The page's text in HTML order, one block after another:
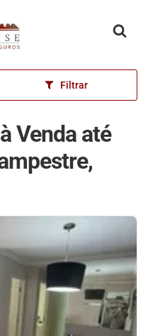
Filtrar
Venda até